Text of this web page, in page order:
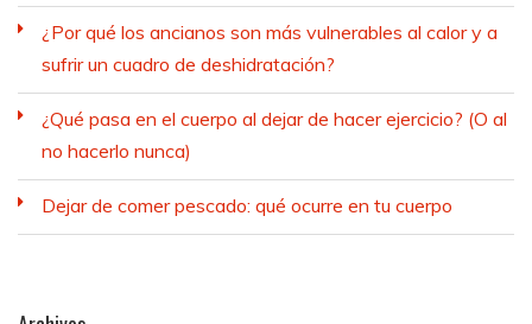
¿Por qué los ancianos son más vulnerables al calor y a
sufrir un cuadro de deshidratación?
¿Qué pasa en el cuerpo al dejar de hacer ejercicio? (O al
no hacerlo nunca)
Dejar de comer pescado: qué ocurre en tu cuerpo